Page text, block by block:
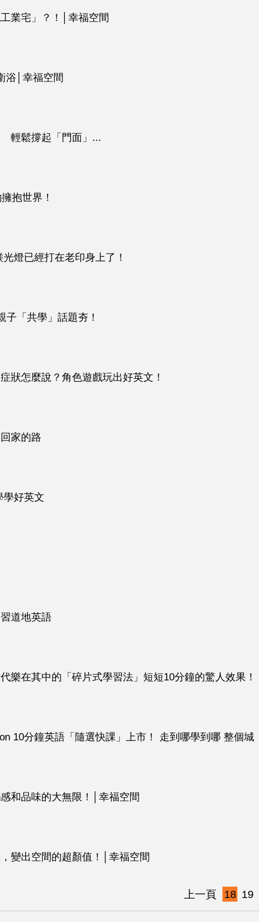
業宅」？！│幸福空間
浴│幸福空間
輕鬆撐起「門面」...
抱世界！
燈已經打在老印身上了！
「共學」話題夯！
狀怎麼說？角色遊戲玩出好英文！
家的路
學好英文
道地英語
樂在其中的「碎片式學習法」短短10分鐘的驚人效果！
10分鐘英語「隨選快課」上市！ 走到哪學到哪 整個城
和品味的大無限！│幸福空間
變出空間的超顏值！│幸福空間
上一頁 18 19